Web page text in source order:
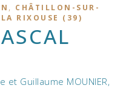
, CHÂTILLON-SUR-
LA RIXOUSE (39)
et Guillaume MOUNIER,